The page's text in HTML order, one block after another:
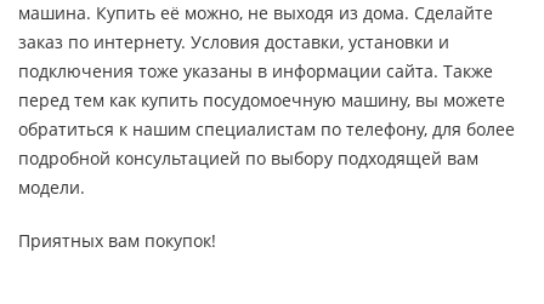
машина. Купить её можно, не выходя из дома. Сделайте
заказ по интернету. Условия доставки, установки и
подключения тоже указаны в информации сайта. Также
перед тем как купить посудомоечную машину, вы можете
обратиться к нашим специалистам по телефону, для более
подробной консультацией по выбору подходящей вам
модели.
Приятных вам покупок!